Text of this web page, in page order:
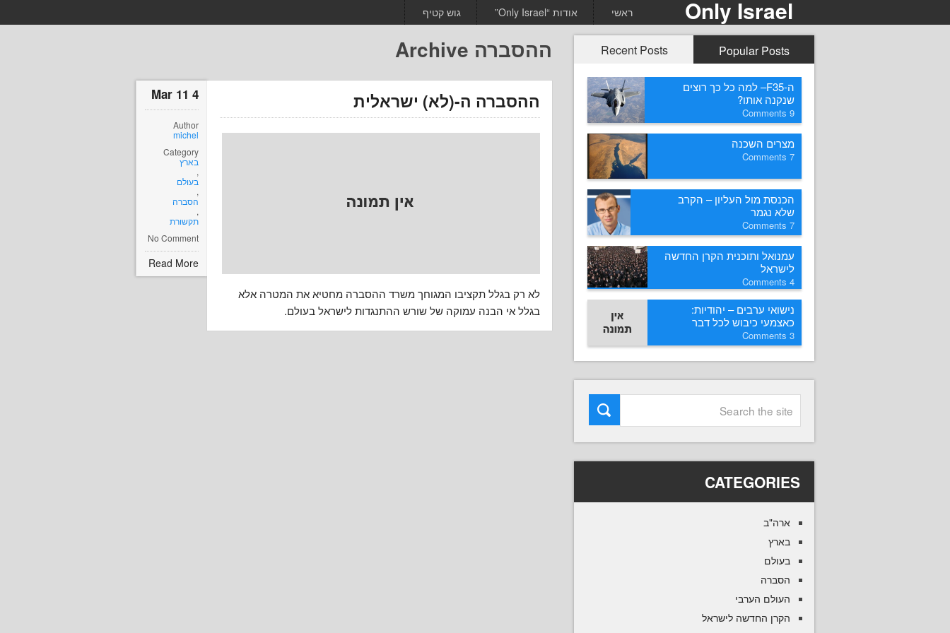
ראשי אודות “Only Israel” גוש קטיף Only Israel
ההסברה Archive
ההסברה ה-(לא) ישראלית
לא רק בגלל תקציבו המגוחך משרד ההסברה מחטיא את המטרה אלא
בגלל אי הבנה עמוקה של שורש ההתנגדות לישראל בעולם.
4 Mar 11
Author
michel
Category
בארץ
,
בעולם
,
הסברה
,
תקשורת
No Comment
Read More
Popular Posts
Recent Posts
ה-F35– למה כל כך רוצים
שנקנה אותו?
9
מצרים השכנה
7
הכנסת מול העליון – הקרב
שלא נגמר
7
עמנואל ותוכנית הקרן החדשה
לישראל
4
נישואי ערבים – יהודיות:
כאצמעי כיבוש לכל דבר
3
CATEGORIES
ארה"ב
בארץ
בעולם
הסברה
העולם הערבי
הקרן החדשה לישראל